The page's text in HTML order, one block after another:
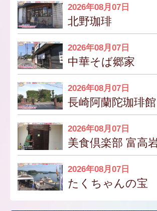
2026年08月07日
北野珈琲
2026年08月07日
中華そば郷家
2026年08月07日
長崎阿蘭陀珈琲館
2026年08月07日
美食倶楽部 富高
2026年08月07日
たくちゃんの宝